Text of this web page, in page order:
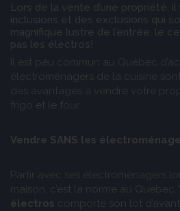
Lors de la vente d’une propriété,
inclusions et des exclusions qui
magnifique lustre de l’entrée, le
pas les électros!
Il est peu commun au Québec
électroménagers de la cuisine
des avantages à vendre votre
frigo et le four.
Vendre SANS les
Partir avec ses électroménagers
maison, c’est la norme au Québec.
électros comporte son lot